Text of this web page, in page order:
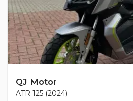
QJ Motor
ATR 125 (2024)